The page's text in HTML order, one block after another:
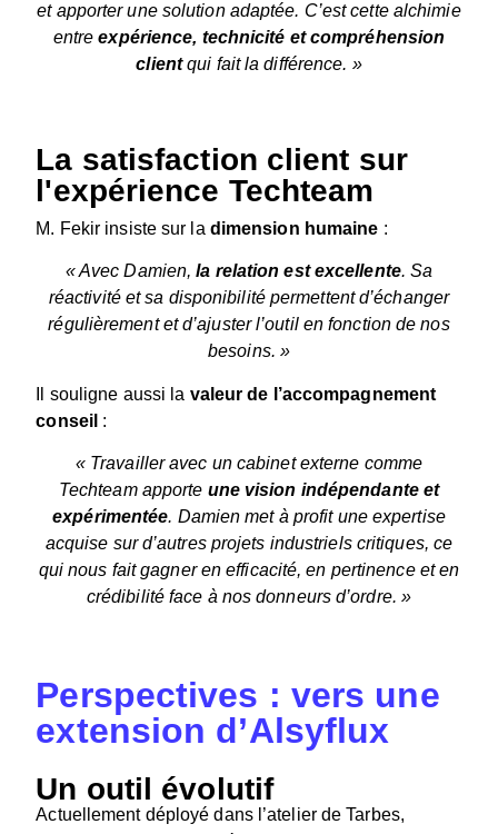
et apporter une solution adaptée. C’est cette alchimie
entreexpérience, technicité et compréhension
clientqui fait la différence. »
La satisfaction client sur
l'expérience Techteam
M. Fekir insiste sur la dimension humaine :
« Avec Damien, la relation est excellente. Sa
réactivité et sa disponibilité permettent d’échanger
régulièrement et d’ajuster l’outil en fonction de nos
besoins. »
Il souligne aussi la valeur de l’accompagnement
conseil :
« Travailler avec un cabinet externe comme
Techteam apporte une vision indépendante et
expérimentée. Damien met à profit une expertise
acquise sur d’autres projets industriels critiques, ce
qui nous fait gagner en efficacité, en pertinence et en
crédibilité face à nos donneurs d’ordre. »
Perspectives : vers une
extension d’Alsyflux
Un outil évolutif
Actuellement déployé dans l’atelier de Tarbes,